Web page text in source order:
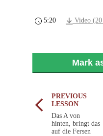
5:20 Video
Mark
PREVIOUS
LESSON
Das A von
hinten, bringt das
auf die Fersen